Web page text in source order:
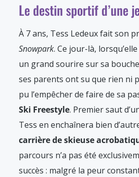
Le destin sportif d’une
À 7 ans, Tess Ledeux fait son
Snowpark. Ce jour-là,
un grand sourire sur sa
ses parents ont su que rien ni
pu l’empêcher de faire de sa
Ski Freestyle. Premier saut
Tess en enchaînera bien
carrière de skieuse
parcours n’a pas été
succès : malgré la peur